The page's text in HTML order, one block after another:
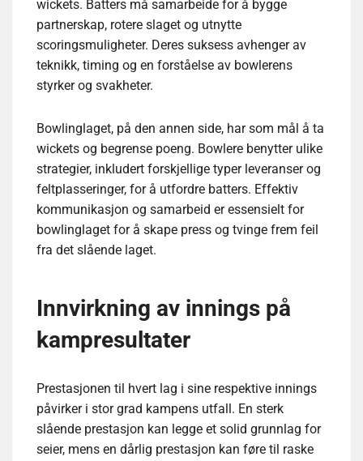
wickets. Batters må samarbeide for å bygge
partnerskap, rotere slaget og utnytte
scoringsmuligheter. Deres suksess avhenger av
teknikk, timing og en forståelse av bowlerens
styrker og svakheter.
Bowlinglaget, på den annen side, har som mål å ta
wickets og begrense poeng. Bowlere benytter ulike
strategier, inkludert forskjellige typer leveranser og
feltplasseringer, for å utfordre batters. Effektiv
kommunikasjon og samarbeid er essensielt for
bowlinglaget for å skape press og tvinge frem feil
fra det slående laget.
Innvirkning av innings på
kampresultater
Prestasjonen til hvert lag i sine respektive innings
påvirker i stor grad kampens utfall. En sterk
slående prestasjon kan legge et solid grunnlag for
seier, mens en dårlig prestasjon kan føre til raske